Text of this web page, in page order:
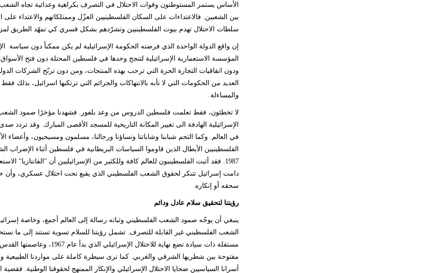
الأساس يستمر المستوطنون وقوات الاحتلال في التصرف بكراهية وعدائية تجاه
بين الشعبين. فالاعتداءات على السكان الفلسطينيين العزّل وممتلكاتهم والاعتداء
سلطات الاحتلال تهدم بيوت الفلسطينيين وتشرّدهم بشكل قسري كي تمهّد الطريق
إن واقع الدولة الواحدة الذي فرضته الحكومة الإسرائيلية لم يكن ممكناً دون سياسة
المؤسسة الاستعمارية الإسرائيلية لتنجح وحدها في فلسطين المحتلة دون فتح الأسواق
ودون اتفاقيات التجارة الحرة التي ترحب بهذه المنتجات، ومن دون تربّح الشركات
العديد من الحكومات التي لا تأبه بالانتهاكات والجرائم التي ترتكبها اسرائيل، بذلك
والمساءلة.
لا تخطئون، فقط تعلمت فلسطين الدروس من وعد بلفور. فشهدنا مؤخرًا صمود الشعب
الإسرائيلية الهادفة الى تغيير المكانة التاريخية للمسجد الأقصى المبارك. وقد
في العالم. وكما التحم شبابنا وشاباتنا ونساؤنا ورجالنا، مسلمون ومسيحيون، وأعضاء
1987. فقد أثبت الفلسطينيون للعالم كافة وللكثير من الإسرائيليين أن
دامت إسرائيل تتنكر لحقوق الشعب الفلسطيني الذي يقبع تحت احتلال عسكري، وأن
سحقه أو إنكاره.
رؤيتنا لتحقيق سلام عادل ودائم
ينبغي أن يوجّه صمود الشعب الفلسطيني وثباته رسالة إلى العالم أجمع، وخاصة
الشعب الفلسطيني غير القابلة للتصرف. تشمل رؤيتنا للسلام تسوية تستند إلى ما
مستقلة ذات سيادة تضع نهاية
مفتوحة بين شطريها الشرقي والغربي. كما نرى سيطرة كاملة على مواردنا الطبيعية
أسرانا السياسيين ضحايا الاحتلال الإسرائيلي والإنكار الممنهج لحقوقنا الوطنية.